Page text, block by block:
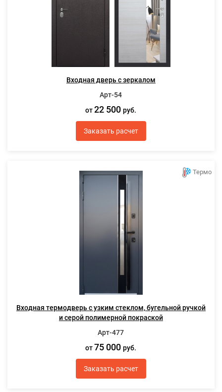
Входная дверь с зеркалом
Арт-54
от22 500руб.
Заказать расчет
Термо
Входная термодверь с узким стеклом, бугельной ручкой
и серой полимерной покраской
Арт-477
от 75 000руб.
Заказать расчет